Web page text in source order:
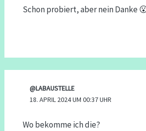
Schon probiert, aber nein Danke
@LABAUSTELLE
18. APRIL 2024 UM 00:37 UHR
Wo bekomme ich die?